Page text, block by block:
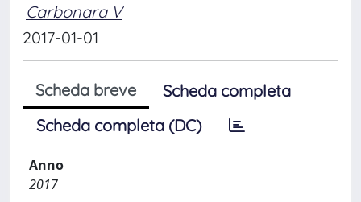
Carbonara V
2017-01-01
Scheda breve
Scheda completa
Scheda completa (DC)
Anno
2017